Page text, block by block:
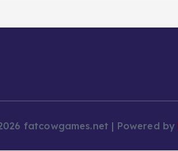
fatcowgames.net | Powered by